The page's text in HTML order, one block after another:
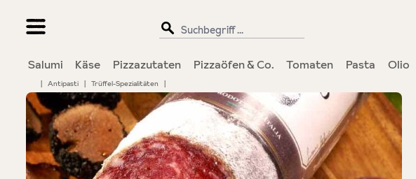
Salumi Käse Pizzazutaten Pizzaöfen & Co. Tomaten Pasta Olio
| Antipasti | Trüffel-Spezialitäten |
Bildergalerie überspringen